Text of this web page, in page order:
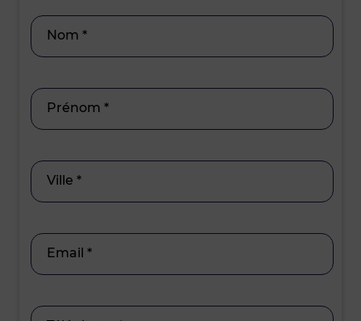
Nom *
Prénom *
Ville *
Email *